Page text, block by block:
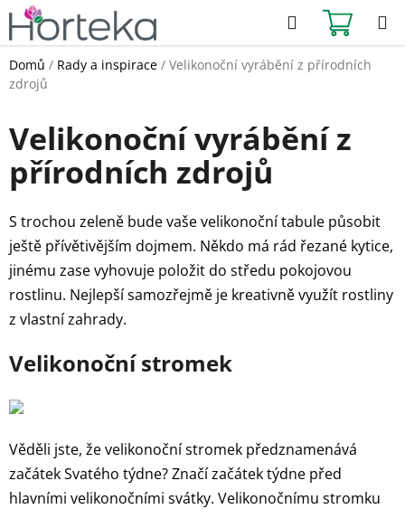
Přejít
na
obsah
Hledat
KOŠÍK
Domů / Rady a inspirace / Velikonoční vyrábění z přírodních
zdrojů
Velikonoční vyrábění z
přírodních zdrojů
S trochou zeleně bude vaše velikonoční tabule působit
ještě přívětivějším dojmem. Někdo má rád řezané kytice,
jinému zase vyhovuje položit do středu pokojovou
rostlinu. Nejlepší samozřejmě je kreativně využít rostliny
z vlastní zahrady.
Velikonoční stromek
Věděli jste, že velikonoční stromek předznamenává
začátek Svatého týdne? Značí začátek týdne před
hlavními velikonočními svátky. Velikonočnímu stromku